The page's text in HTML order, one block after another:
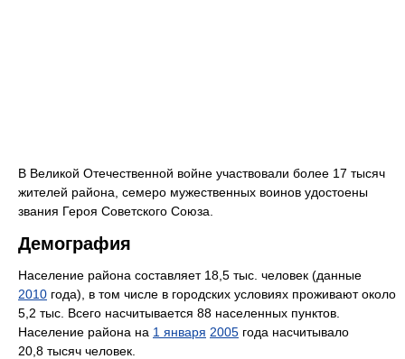
В Великой Отечественной войне участвовали более 17 тысяч
жителей района, семеро мужественных воинов удостоены
звания Героя Советского Союза.
Демография
Население района составляет 18,5 тыс. человек (данные
2010 года), в том числе в городских условиях проживают около
5,2 тыс. Всего насчитывается 88 населенных пунктов.
Население района на 1 января 2005 года насчитывало
20,8 тысяч человек.